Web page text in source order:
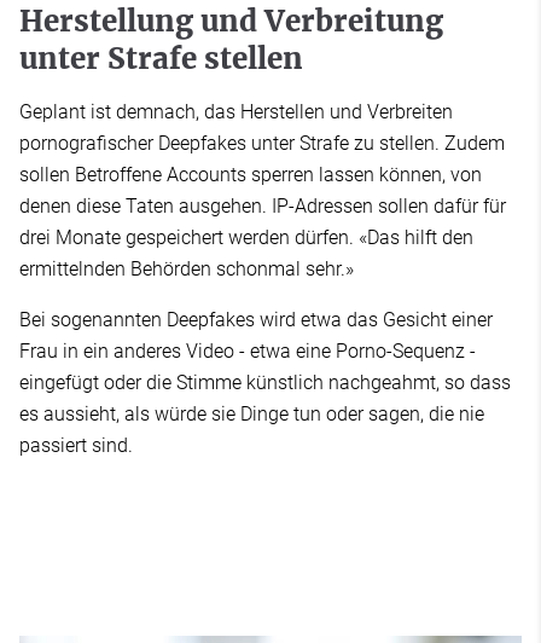
Herstellung und Verbreitung
unter Strafe stellen
Geplant ist demnach, das Herstellen und Verbreiten
pornografischer Deepfakes unter Strafe zu stellen. Zudem
sollen Betroffene Accounts sperren lassen können, von
denen diese Taten ausgehen. IP-Adressen sollen dafür für
drei Monate gespeichert werden dürfen. «Das hilft den
ermittelnden Behörden schonmal sehr.»
Bei sogenannten Deepfakes wird etwa das Gesicht einer
Frau in ein anderes Video - etwa eine Porno-Sequenz -
eingefügt oder die Stimme künstlich nachgeahmt, so dass
es aussieht, als würde sie Dinge tun oder sagen, die nie
passiert sind.